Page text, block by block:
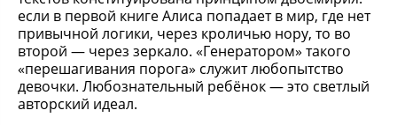
если в первой книге Алиса попадает в мир, где нет
привычной логики, через кроличью нору, то во
второй — через зеркало. «Генератором» такого
«перешагивания порога» служит любопытство
девочки. Любознательный ребёнок — это светлый
авторский идеал.